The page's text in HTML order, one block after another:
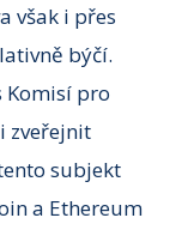
však i přes
býčí.
Komisí pro
zveřejnit
subjekt
a Ethereum